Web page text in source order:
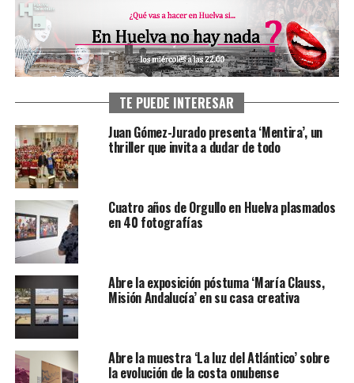
TE PUEDE INTERESAR
Juan Gómez-Jurado presenta ‘Mentira’, un
thriller que invita a dudar de todo
Cuatro años de Orgullo en Huelva plasmados
en 40 fotografías
Abre la exposición póstuma ‘María Clauss,
Misión Andalucía’ en su casa creativa
Abre la muestra ‘La luz del Atlántico’ sobre
la evolución de la costa onubense